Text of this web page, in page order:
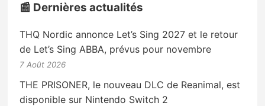
📰 Dernières actualités
THQ Nordic annonce Let’s Sing 2027 et le retour
de Let’s Sing ABBA, prévus pour novembre
7 Août 2026
THE PRISONER, le nouveau DLC de Reanimal, est
disponible sur Nintendo Switch 2